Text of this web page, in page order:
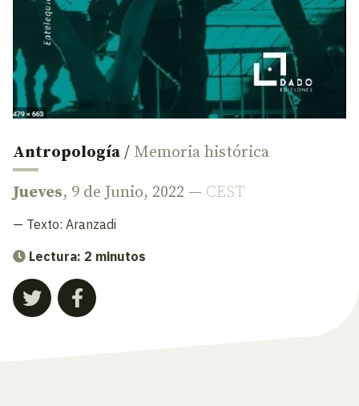
Antropología / Memoria histórica
Jueves, 9 de Junio, 2022 — CEST
— Texto: Aranzadi
Lectura: 2 minutos